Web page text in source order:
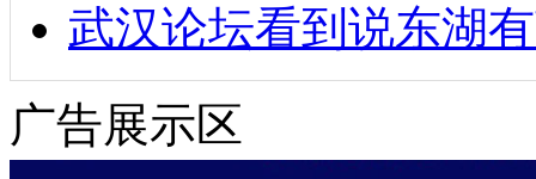
武汉论坛看到说东湖
广告展示区